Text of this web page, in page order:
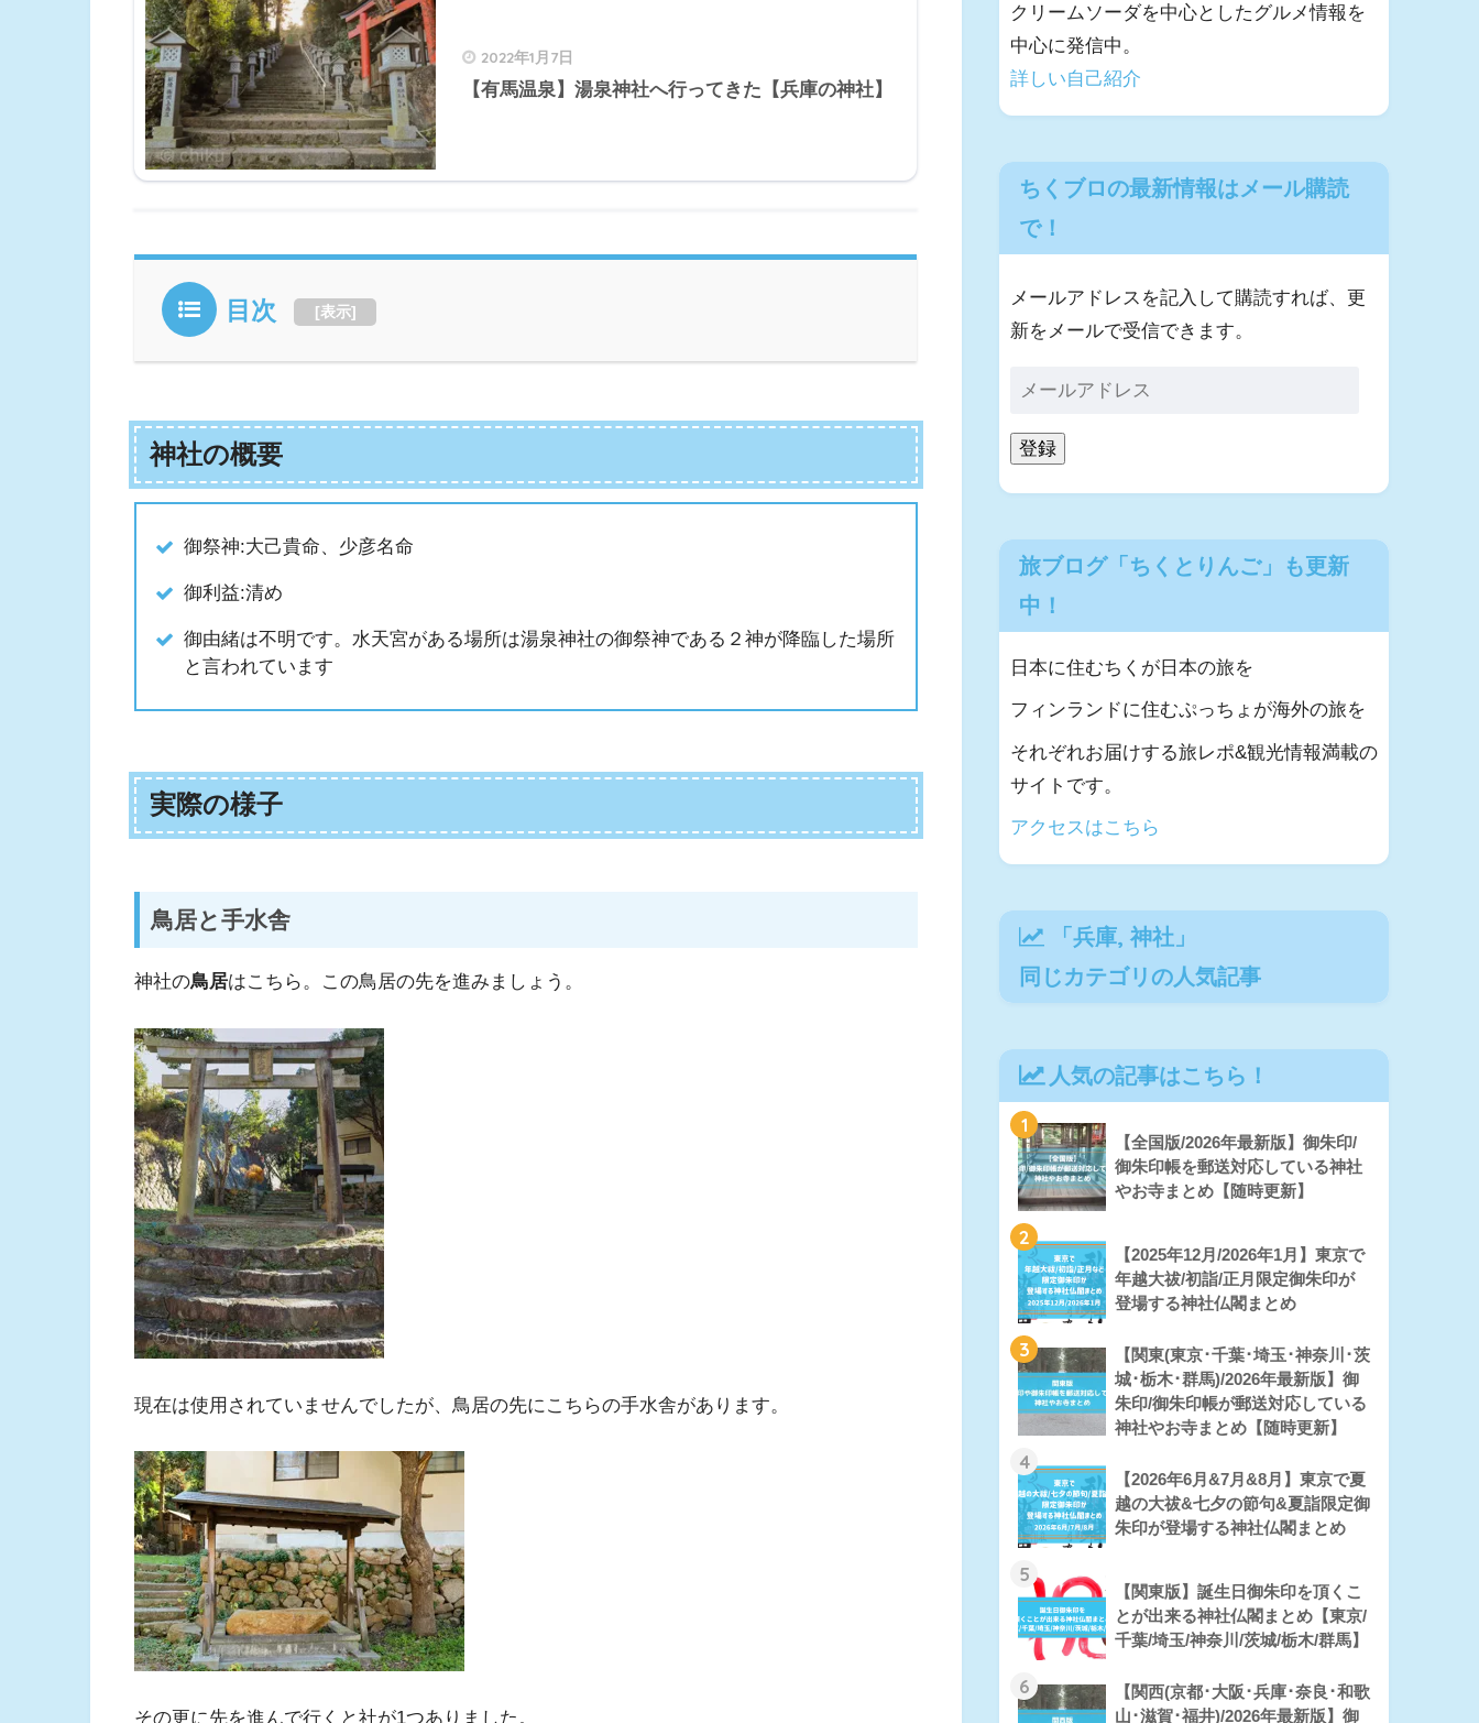
2022年1月7日
【有馬温泉】湯泉神社へ行ってきた【兵庫の神社】
目次 [表示]
神社の概要
御祭神:大己貴命、少彦名命
御利益:清め
御由緒は不明です。水天宮がある場所は湯泉神社の御祭神である２神が降臨した場所
と言われています
実際の様子
鳥居と手水舎
神社の鳥居はこちら。この鳥居の先を進みましょう。
現在は使用されていませんでしたが、鳥居の先にこちらの手水舎があります。
その更に先を進んで行くと社が1つありました。
クリームソーダを中心としたグルメ情報を
中心に発信中。
詳しい自己紹介
ちくブロの最新情報はメール購読
で！
メールアドレスを記入して購読すれば、更
新をメールで受信できます。
登録
旅ブログ「ちくとりんご」も更新
中！
日本に住むちくが日本の旅を
フィンランドに住むぷっちょが海外の旅を
それぞれお届けする旅レポ&観光情報満載の
サイトです。
アクセスはこちら
「兵庫, 神社 」
同じカテゴリの人気記事
人気の記事はこちら！
1
【全国版/2026年最新版】御朱印/
御朱印帳を郵送対応している神社
やお寺まとめ【随時更新】
2
【2025年12月/2026年1月】東京で
年越大祓/初詣/正月限定御朱印が
登場する神社仏閣まとめ
3
【関東(東京･千葉･埼玉･神奈川･茨
城･栃木･群馬)/2026年最新版】御
朱印/御朱印帳が郵送対応している
神社やお寺まとめ【随時更新】
4
【2026年6月&7月&8月】東京で夏
越の大祓&七夕の節句&夏詣限定御
朱印が登場する神社仏閣まとめ
5
【関東版】誕生日御朱印を頂くこ
とが出来る神社仏閣まとめ【東京/
千葉/埼玉/神奈川/茨城/栃木/群馬】
6
【関西(京都･大阪･兵庫･奈良･和歌
山･滋賀･福井)/2026年最新版】御